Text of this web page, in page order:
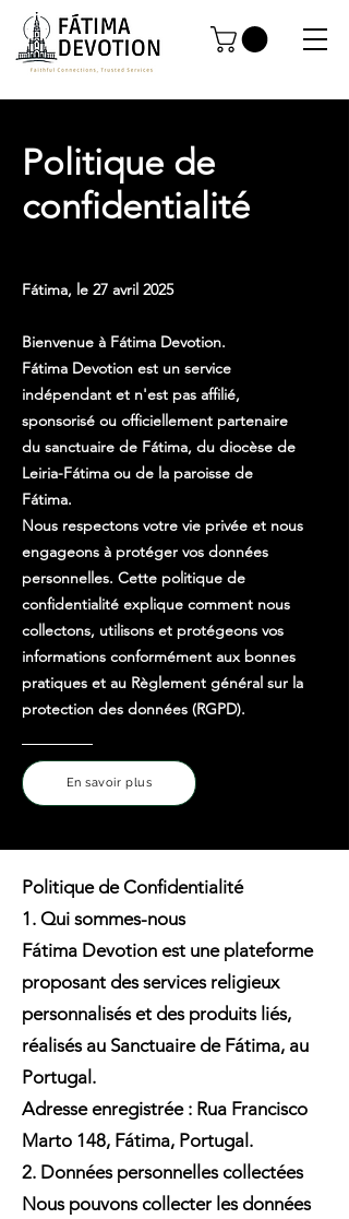
Politique de
confidentialité
Fátima, le 27 avril 2025
Bienvenue à Fátima Devotion.
Fátima Devotion est un service
indépendant et n'est pas affilié,
sponsorisé ou officiellement partenaire
du sanctuaire de Fátima, du diocèse de
Leiria-Fátima ou de la paroisse de
Fátima.
Nous respectons votre vie privée et nous
engageons à protéger vos données
personnelles. Cette politique de
confidentialité explique comment nous
collectons, utilisons et protégeons vos
informations conformément aux bonnes
pratiques et au Règlement général sur la
protection des données (RGPD).
En savoir plus
Politique de Confidentialité
1. Qui sommes-nous
Fátima Devotion est une plateforme
proposant des services religieux
personnalisés et des produits liés,
réalisés au Sanctuaire de Fátima, au
Portugal.
Adresse enregistrée : Rua Francisco
Marto 148, Fátima, Portugal.
2. Données personnelles collectées
Nous pouvons collecter les données